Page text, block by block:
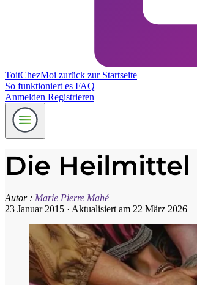
ToitChezMoi zurück zur Startseite
So funktioniert es FAQ
Anmelden Registrieren
Die
Autor : Marie Pierre Mahé
23 Januar 2015 · Aktualisiert am 22 März 2026